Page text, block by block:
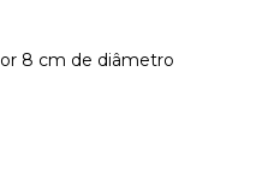
8 cm de diâmetro